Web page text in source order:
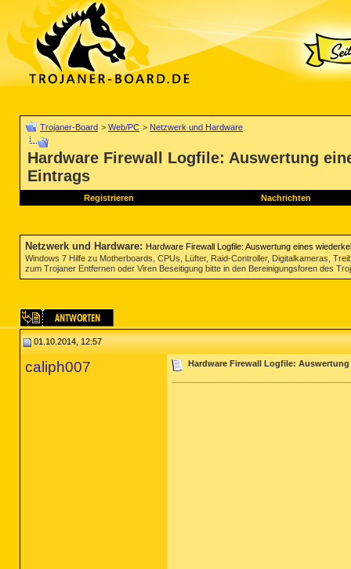
Trojaner-Board > Web/PC > Netzwerk und Hardware
Hardware Firewall Logfile: Auswertung
Eintrags
Registrieren Nachrichten
Netzwerk und Hardware: Hardware Firewall Logfile: Auswertung eines
Windows 7 Hilfe zu Motherboards, CPUs, Lüfter, Raid-Controller, Digitalkameras,
zum Trojaner Entfernen oder Viren Beseitigung bitte in den Bereinigungsforen des
01.10.2014, 12:57
caliph007 Hardware Firewall Logfile: